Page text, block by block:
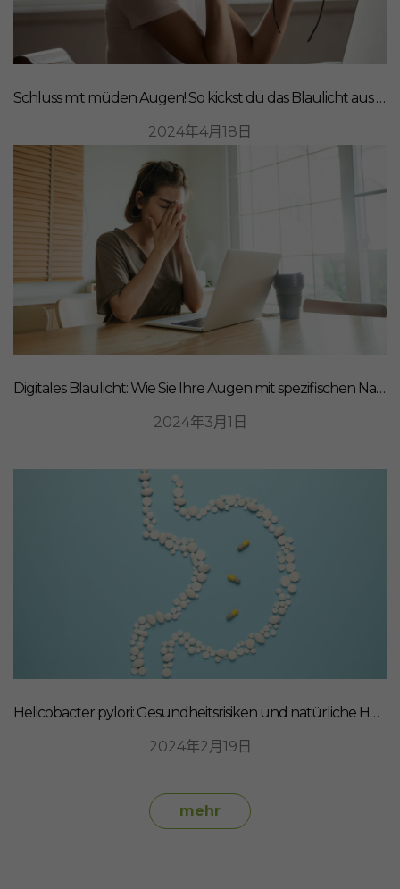
Schluss mit müden Augen! So kickst du das Blaulicht aus deinem Leben
2024年4月18日
Digitales Blaulicht: Wie Sie Ihre Augen mit spezifischen Nahrungsergänzungsmitteln schützen können
2024年3月1日
Helicobacter pylori: Gesundheitsrisiken und natürliche Heilmittel
2024年2月19日
mehr